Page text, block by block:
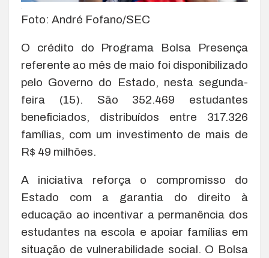
Foto: André Fofano/SEC
O crédito do Programa Bolsa Presença
referente ao mês de maio foi disponibilizado
pelo Governo do Estado, nesta segunda-
feira (15). São 352.469 estudantes
beneficiados, distribuídos entre 317.326
famílias, com um investimento de mais de
R$ 49 milhões.
A iniciativa reforça o compromisso do
Estado com a garantia do direito à
educação ao incentivar a permanência dos
estudantes na escola e apoiar famílias em
situação de vulnerabilidade social. O Bolsa